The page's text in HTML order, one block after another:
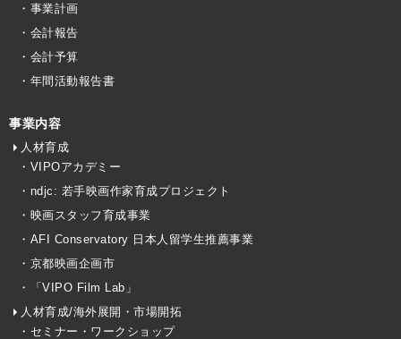
・事業計画
・会計報告
・会計予算
・年間活動報告書
事業内容
人材育成
・VIPOアカデミー
・ndjc: 若手映画作家育成プロジェクト
・映画スタッフ育成事業
・AFI Conservatory 日本人留学生推薦事業
・京都映画企画市
・「VIPO Film Lab」
人材育成/海外展開・市場開拓
・セミナー・ワークショップ